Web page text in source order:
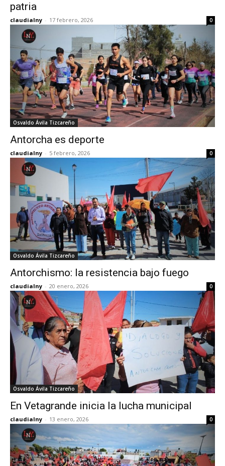
patria
claudialny - 17 febrero, 2026 0
Osvaldo Ávila Tizcareño
Antorcha es deporte
claudialny - 5 febrero, 2026 0
Osvaldo Ávila Tizcareño
Antorchismo: la resistencia bajo fuego
claudialny - 20 enero, 2026 0
Osvaldo Ávila Tizcareño
En Vetagrande inicia la lucha municipal
claudialny - 13 enero, 2026 0